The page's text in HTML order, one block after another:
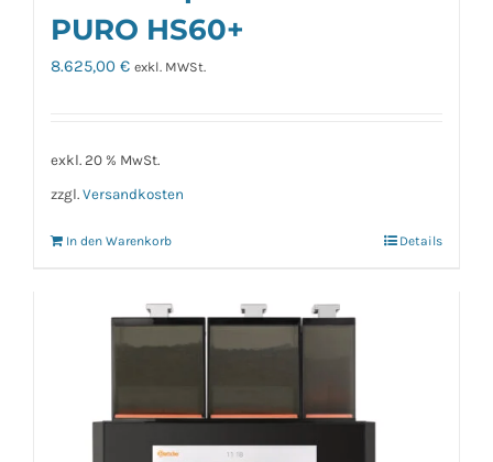
PURO HS60+
8.625,00 € exkl. MWSt.
exkl. 20 % MwSt.
zzgl. Versandkosten
In den Warenkorb Details